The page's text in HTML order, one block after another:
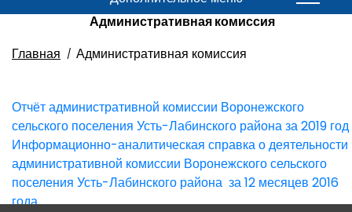
Административная комиссия
Главная
Административная комиссия
Отчёт административной комиссии Воронежского
сельского поселения Усть-Лабинского района за 2019 год
Информационно-аналитическая справка о деятельности
административной комиссии Воронежского сельского
поселения Усть-Лабинского района за 12 месяцев 2016
года